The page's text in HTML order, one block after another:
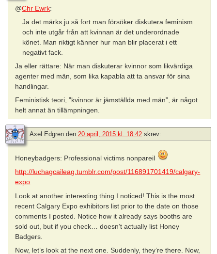
@Chr Ewrk:
Ja det märks ju så fort man försöker diskutera feminism
och inte utgår från att kvinnan är det underordnade
könet. Man riktigt känner hur man blir placerat i ett
negativt fack.
Ja eller rättare: När man diskuterar kvinnor som likvärdiga
agenter med män, som lika kapabla att ta ansvar för sina
handlingar.
Feministisk teori, ”kvinnor är jämställda med män”, är något
helt annat än tillämpningen.
Axel Edgren den 20 april, 2015 kl. 18:42 skrev:
Honeybadgers: Professional victims nonpareil
http://luchagcaileag.tumblr.com/post/116891701419/calgary-
expo
Look at another interesting thing I noticed! This is the most
recent Calgary Expo exhibitors list prior to the date on those
comments I posted. Notice how it already says booths are
sold out, but if you check… doesn’t actually list Honey
Badgers.
Now, let’s look at the next one. Suddenly, they’re there. Now,